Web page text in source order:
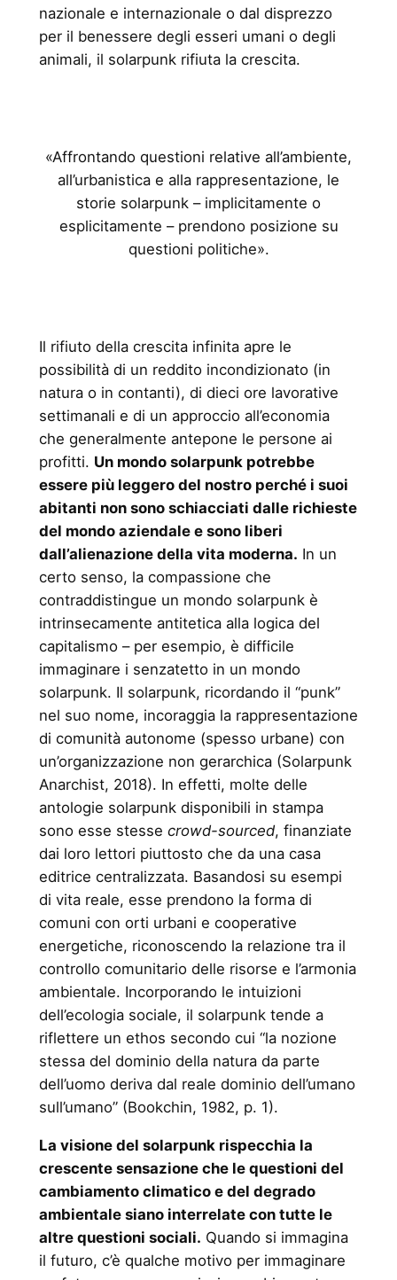
nazionale e internazionale o dal disprezzo
per il benessere degli esseri umani o degli
animali, il solarpunk rifiuta la crescita.
«Affrontando questioni relative all’ambiente,
all’urbanistica e alla rappresentazione, le
storie solarpunk – implicitamente o
esplicitamente – prendono posizione su
questioni politiche».
Il rifiuto della crescita infinita apre le
possibilità di un reddito incondizionato (in
natura o in contanti), di dieci ore lavorative
settimanali e di un approccio all’economia
che generalmente antepone le persone ai
profitti. Un mondo solarpunk potrebbe
essere più leggero del nostro perché i suoi
abitanti non sono schiacciati dalle richieste
del mondo aziendale e sono liberi
dall’alienazione della vita moderna. In un
certo senso, la compassione che
contraddistingue un mondo solarpunk è
intrinsecamente antitetica alla logica del
capitalismo – per esempio, è difficile
immaginare i senzatetto in un mondo
solarpunk. Il solarpunk, ricordando il “punk”
nel suo nome, incoraggia la rappresentazione
di comunità autonome (spesso urbane) con
un’organizzazione non gerarchica (Solarpunk
Anarchist, 2018). In effetti, molte delle
antologie solarpunk disponibili in stampa
sono esse stesse crowd-sourced, finanziate
dai loro lettori piuttosto che da una casa
editrice centralizzata. Basandosi su esempi
di vita reale, esse prendono la forma di
comuni con orti urbani e cooperative
energetiche, riconoscendo la relazione tra il
controllo comunitario delle risorse e l’armonia
ambientale. Incorporando le intuizioni
dell’ecologia sociale, il solarpunk tende a
riflettere un ethos secondo cui “la nozione
stessa del dominio della natura da parte
dell’uomo deriva dal reale dominio dell’umano
sull’umano” (Bookchin, 1982, p. 1).
La visione del solarpunk rispecchia la
crescente sensazione che le questioni del
cambiamento climatico e del degrado
ambientale siano interrelate con tutte le
altre questioni sociali. Quando si immagina
il futuro, c’è qualche motivo per immaginare